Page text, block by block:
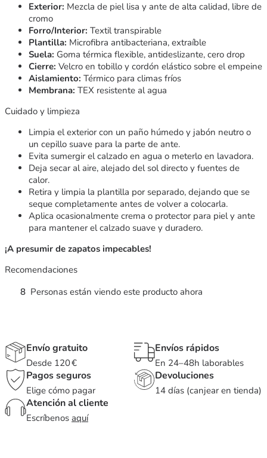
Exterior: Mezcla de piel lisa y ante de alta calidad, libre de
cromo
Forro/Interior: Textil transpirable
Plantilla: Microfibra antibacteriana, extraíble
Suela: Goma térmica flexible, antideslizante, cero drop
Cierre: Velcro en tobillo y cordón elástico sobre el empeine
Aislamiento: Térmico para climas fríos
Membrana: TEX resistente al agua
Cuidado y limpieza
Limpia el exterior con un paño húmedo y jabón neutro o
un cepillo suave para la parte de ante.
Evita sumergir el calzado en agua o meterlo en lavadora.
Deja secar al aire, alejado del sol directo y fuentes de
calor.
Retira y limpia la plantilla por separado, dejando que se
seque completamente antes de volver a colocarla.
Aplica ocasionalmente crema o protector para piel y ante
para mantener el calzado suave y duradero.
¡A presumir de zapatos impecables!
Recomendaciones
8 Personas están viendo este producto ahora
Envío gratuito
Desde 120 €
Envíos rápidos
En 24–48h laborables
Pagos seguros
Elige cómo pagar
Devoluciones
14 días (canjear en tienda)
Atención al cliente
Escríbenos aquí